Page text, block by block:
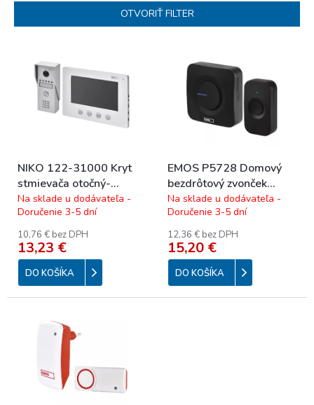
i
o
v
OTVORIŤ FILTER
d
u
k
t
o
v
NIKO 122-31000 Kryt
stmievača otočný-
ANTHRACITE
Na sklade u dodávateľa -
Doručenie 3-5 dní
10,76 € bez DPH
13,23 €
DO KOŠÍKA
EMOS P5728 Domový
bezdrôtový zvonček
P5728
Na sklade u dodávateľa -
Doručenie 3-5 dní
12,36 € bez DPH
15,20 €
DO KOŠÍKA